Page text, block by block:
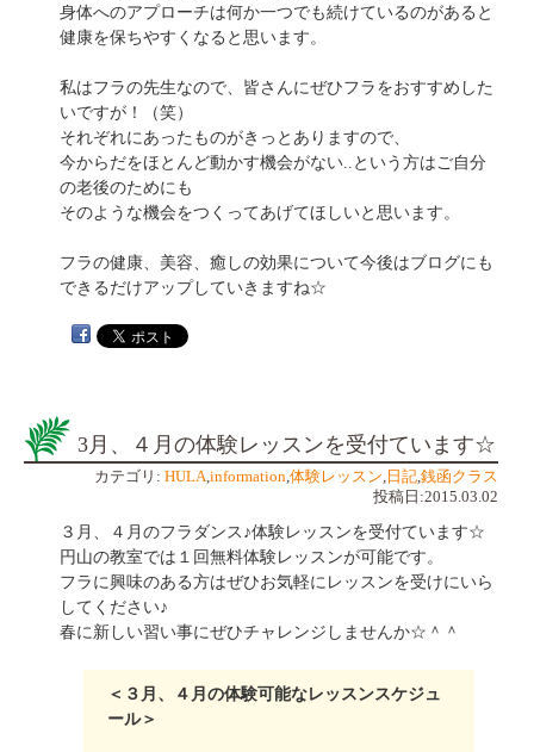
身体へのアプローチは何か一つでも続けているのがあると
健康を保ちやすくなると思います。
私はフラの先生なので、皆さんにぜひフラをおすすめした
いですが！（笑）
それぞれにあったものがきっとありますので、
今からだをほとんど動かす機会がない..という方はご自分
の老後のためにも
そのような機会をつくってあげてほしいと思います。
フラの健康、美容、癒しの効果について今後はブログにも
できるだけアップしていきますね☆
3月、４月の体験レッスンを受付ています☆
カテゴリ: HULA,information,体験レッスン, 日記,銭函クラス
投稿日:2015.03.02
３月、４月のフラダンス♪体験レッスンを受付ています☆
円山の教室では１回無料体験レッスンが可能です。
フラに興味のある方はぜひお気軽にレッスンを受けにいら
してください♪
春に新しい習い事にぜひチャレンジしませんか☆＾＾
＜３月、４月の体験可能なレッスンスケジュ
ール＞